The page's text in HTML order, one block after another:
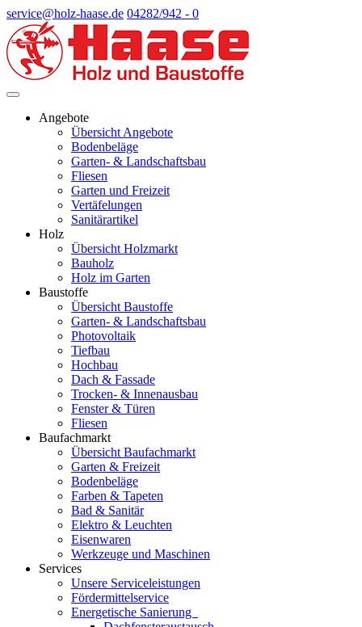
service@holz-haase.de 04282/942 - 0
Angebote
Übersicht Angebote
Bodenbeläge
Garten- & Landschaftsbau
Fliesen
Garten und Freizeit
Vertäfelungen
Sanitärartikel
Holz
Übersicht Holzmarkt
Bauholz
Holz im Garten
Baustoffe
Übersicht Baustoffe
Garten- & Landschaftsbau
Photovoltaik
Tiefbau
Hochbau
Dach & Fassade
Trocken- & Innenausbau
Fenster & Türen
Fliesen
Baufachmarkt
Übersicht Baufachmarkt
Garten & Freizeit
Bodenbeläge
Farben & Tapeten
Bad & Sanitär
Elektro & Leuchten
Eisenwaren
Werkzeuge und Maschinen
Services
Unsere Serviceleistungen
Fördermittelservice
Energetische Sanierung